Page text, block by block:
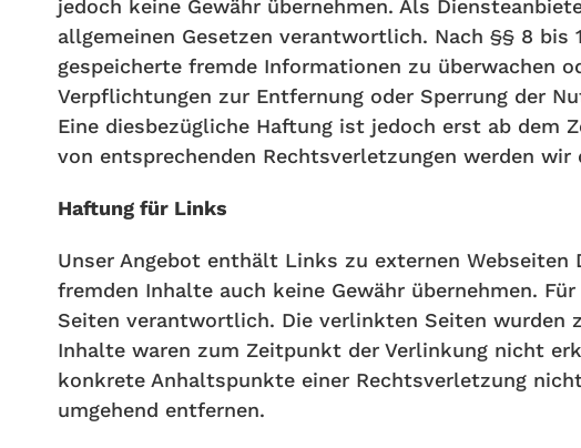
jedoch keine Gewähr übernehmen. Als
allgemeinen Gesetzen verantwortlich. Nach §§ 8
gespeicherte fremde Informationen zu überwachen
Verpflichtungen zur Entfernung oder Sperrung der
Eine diesbezügliche Haftung ist jedoch erst ab dem
von entsprechenden Rechtsverletzungen werden
Haftung für Links
Unser Angebot enthält Links zu externen
fremden Inhalte auch keine Gewähr übernehmen.
Seiten verantwortlich. Die verlinkten Seiten wurden
Inhalte waren zum Zeitpunkt der Verlinkung nicht
konkrete Anhaltspunkte einer Rechtsverletzung
umgehend entfernen.